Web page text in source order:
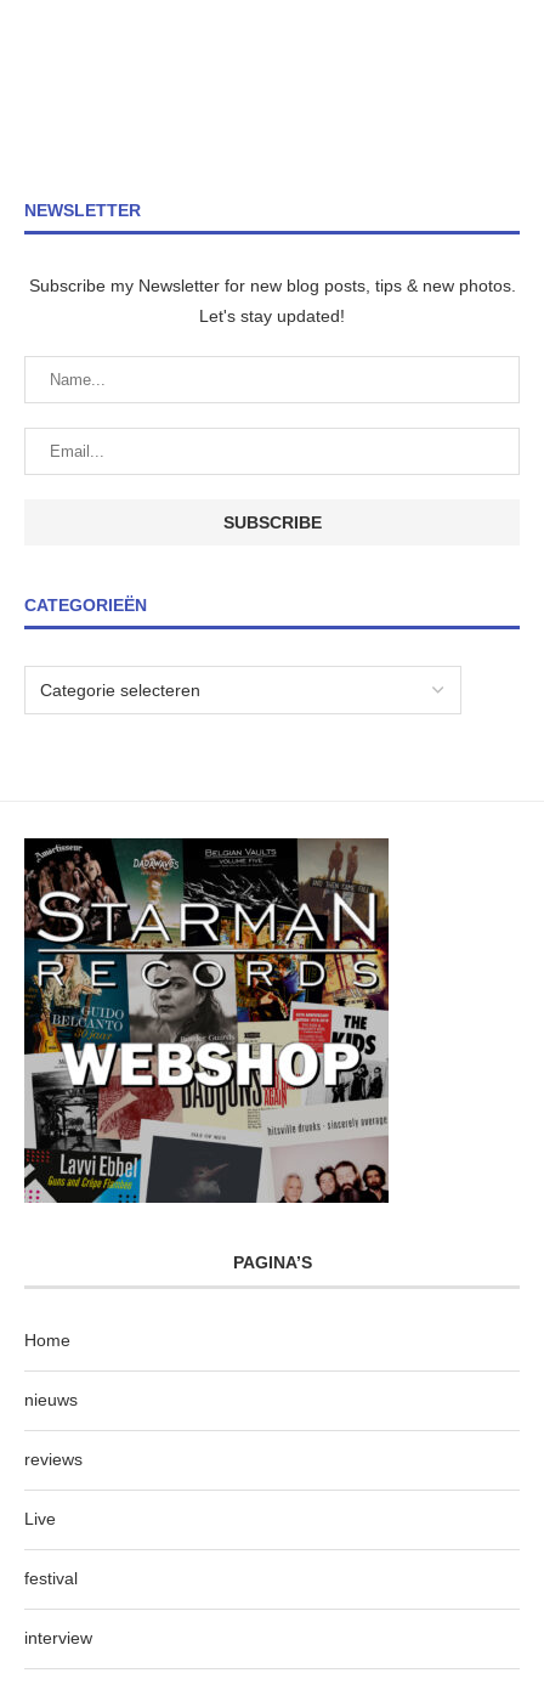
NEWSLETTER
Subscribe my Newsletter for new blog posts, tips & new photos.
Let's stay updated!
CATEGORIEËN
PAGINA’S
Home
nieuws
reviews
Live
festival
interview